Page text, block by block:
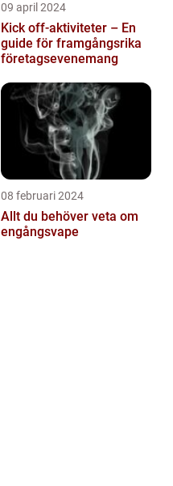
09 april 2024
Kick off-aktiviteter – En
guide för framgångsrika
företagsevenemang
08 februari 2024
Allt du behöver veta om
engångsvape